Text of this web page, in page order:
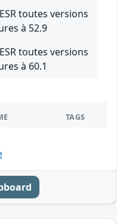
toutes versions
à 52.9
toutes versions
à 60.1
TAGS